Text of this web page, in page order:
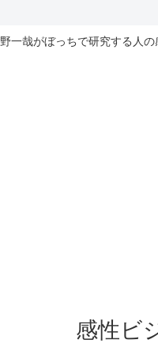
一哉がぼっちで研究する人
感性ビ